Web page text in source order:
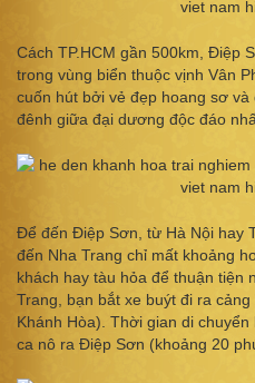
Cách TP.HCM gần 500km, Điệp
trong vùng biển thuộc vịnh Vân
cuốn hút bởi vẻ đẹp hoang sơ
đênh giữa đại dương độc đáo
Để đến Điệp Sơn, từ Hà Nội hay
đến Nha Trang chỉ mất khoảng
khách hay tàu hỏa để thuận tiện
Trang, bạn bắt xe buýt đi ra
Khánh Hòa). Thời gian di
ca nô ra Điệp Sơn (khoảng 20